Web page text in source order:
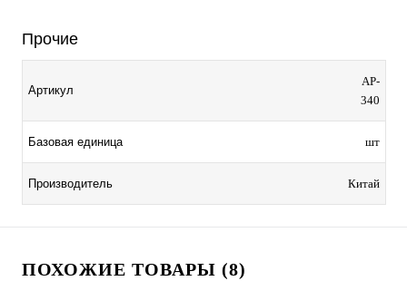
Прочие
Артикул
AP-
340
Базовая единица шт
Производитель Китай
ПОХОЖИЕ ТОВАРЫ (8)